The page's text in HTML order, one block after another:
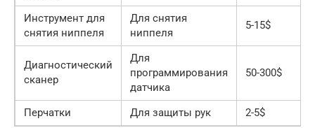
Инструмент для
снятия ниппеля
Для снятия
ниппеля
5-15$
Диагностический
сканер
Для
программирования
датчика
50-300$
Перчатки Для защиты рук 2-5$